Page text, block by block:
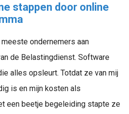
stappen door online
ondernemers aan
de Belastingdienst. Software
alles opsleurt. Totdat ze van mij
is en mijn kosten als
een beetje begeleiding stapte ze